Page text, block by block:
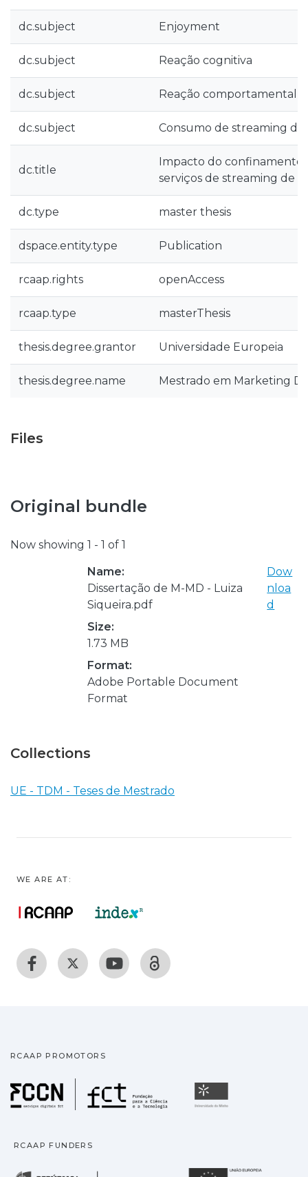
dc.subject Enjoyment
dc.subject Reação cognitiva
dc.subject Reação comportamental
dc.subject Consumo de streaming de
dc.title
Impacto do confinamento
serviços de streaming de
dc.type master thesis
dspace.entity.type Publication
rcaap.rights openAccess
rcaap.type masterThesis
thesis.degree.grantor Universidade Europeia
thesis.degree.name Mestrado em Marketing
Files
Original bundle
Now showing 1 - 1 of 1
Name:
Dissertação de M-MD - Luiza
Siqueira.pdf
Size:
1.73 MB
Format:
Adobe Portable Document
Format
Dow
nloa
d
Collections
UE - TDM - Teses de Mestrado
WE ARE AT:
RCAAP PROMOTORS
Fundação para a
RCAAP FUNDERS